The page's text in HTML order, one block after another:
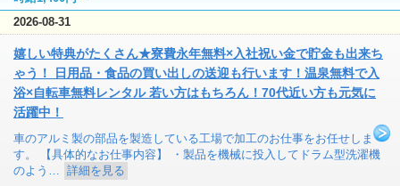
2026-08-31
嬉しい特典がたくさん★寮費永年無料×入社祝い金で貯金も出来ち
ゃう！ 日用品・食品の買い出しの送迎も行います！温泉無料で入
浴×自転車無料レンタル 若い方はもちろん！70代近い方も元気に
活躍中！
車のアルミ製の部品を製造している工場で加工のお仕事をお任せしま
す。 【具体的なお仕事内容】 ・製品を機械に投入してドラム型洗濯機
のよう…
詳細を見る